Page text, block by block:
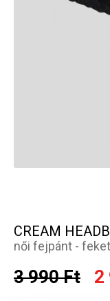
CREAM
női fejpánt -
3 990 Ft 2